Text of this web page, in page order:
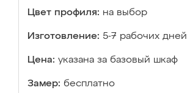
Цвет профиля: на выбор
Изготовление: 5-7 рабочих дней
Цена: указана за базовый шкаф
Замер: бесплатно